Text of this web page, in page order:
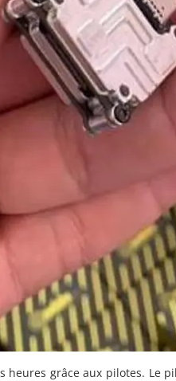
grâce aux pilotes. Le